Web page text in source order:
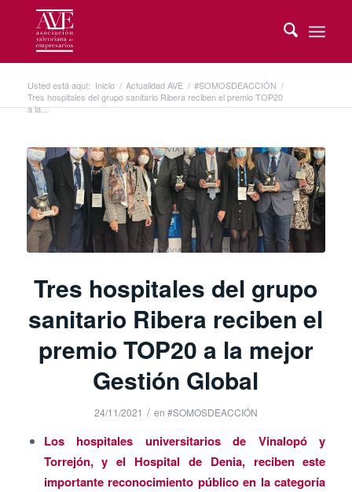
Usted está aquí: Inicio / Actualidad AVE / #SOMOSDEACCIÓN /
Tres hospitales del grupo sanitario Ribera reciben el premio TOP20
a la...
Tres hospitales del grupo
sanitario Ribera reciben el
premio TOP20 a la mejor
Gestión Global
24/11/2021 / en #SOMOSDEACCIÓN
Los hospitales universitarios de Vinalopó y
Torrejón, y el Hospital de Denia, reciben este
importante reconocimiento público en la categoría